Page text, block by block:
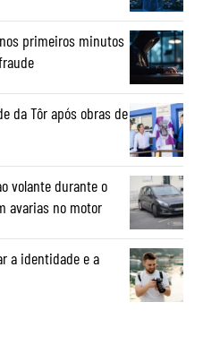
primeiros minutos
da Tôr após obras de
volante durante o
avarias no motor
a identidade e a